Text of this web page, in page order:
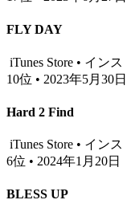
FLY DAY
iTunes Store • イン
10位 • 2023年5月30日
Hard 2 Find
iTunes Store • イン
6位 • 2024年1月20日
BLESS UP